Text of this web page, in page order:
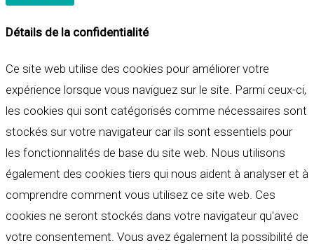
Détails de la confidentialité
Ce site web utilise des cookies pour améliorer votre
expérience lorsque vous naviguez sur le site. Parmi ceux-ci,
les cookies qui sont catégorisés comme nécessaires sont
stockés sur votre navigateur car ils sont essentiels pour
les fonctionnalités de base du site web. Nous utilisons
également des cookies tiers qui nous aident à analyser et à
comprendre comment vous utilisez ce site web. Ces
cookies ne seront stockés dans votre navigateur qu'avec
votre consentement. Vous avez également la possibilité de